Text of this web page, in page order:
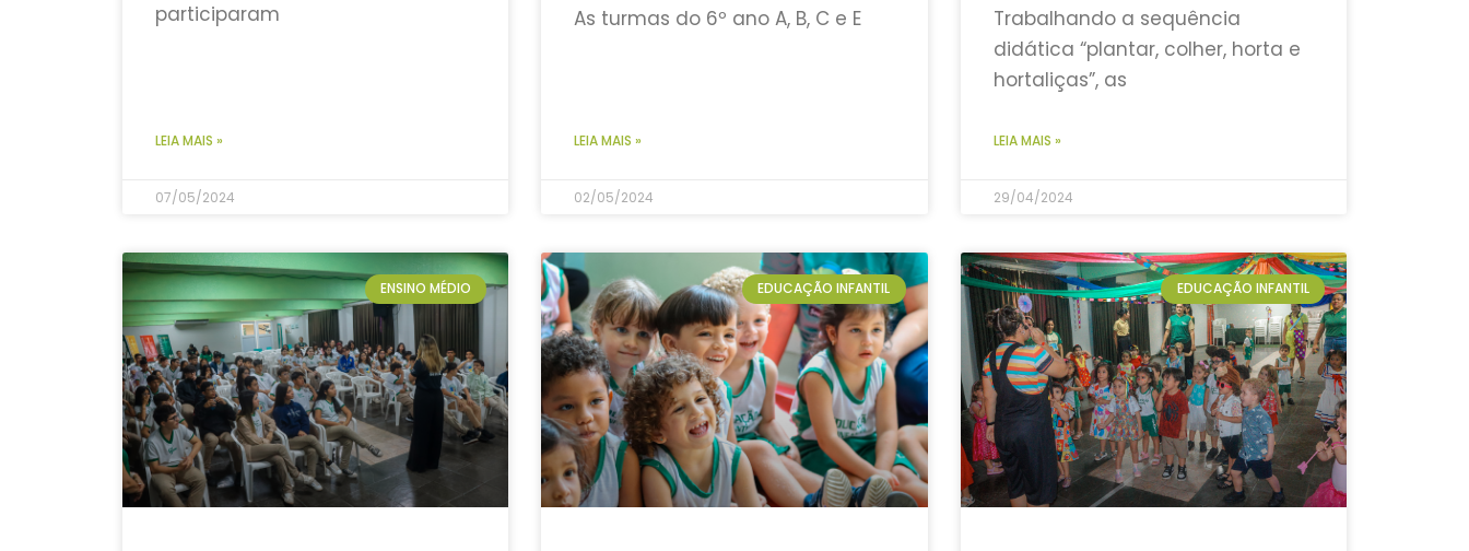
participaram
LEIA MAIS »
07/05/2024
As turmas do 6º ano A, B, C e E
LEIA MAIS »
02/05/2024
Trabalhando a sequência
didática “plantar, colher, horta e
hortaliças”, as
LEIA MAIS »
29/04/2024
ENSINO MÉDIO EDUCAÇÃO INFANTIL EDUCAÇÃO INFANTIL